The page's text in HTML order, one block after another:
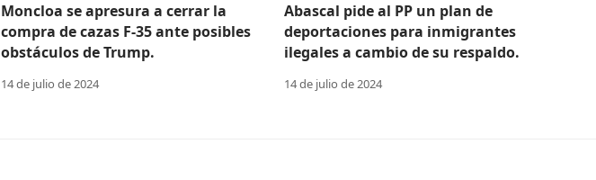
Moncloa se apresura a cerrar la
compra de cazas F-35 ante posibles
obstáculos de Trump.
14 de julio de 2024
Abascal pide al PP un plan de
deportaciones para inmigrantes
ilegales a cambio de su respaldo.
14 de julio de 2024